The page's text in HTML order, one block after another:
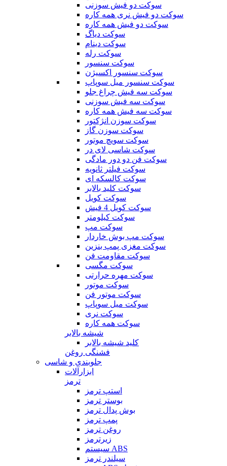
سوکت دو فیش سوزنی
سوکت دو فیش نری همه کاره
سوکت دو فیش همه کاره
سوکت دیاگ
سوکت دینام
سوکت رله
سوکت سنسور
سوکت سنسور اکسیژن
سوکت سنسور میل سوپاپ
سوکت سه فیش چراغ جلو
سوکت سه فیش سوزنی
سوکت سه فیش همه کاره
سوکت سوزن انژکتور
سوکت سوزن گاز
سوکت سویچ موتور
سوکت شاسی لای در
سوکت فن دو دور مادگی
سوکت فیلتر ثانویه
سوکت کالسکه ای
سوکت کلید بالابر
سوکت کویل
سوکت کویل 4 فیش
سوکت کیلومتر
سوکت مپ
سوکت مپ بوش خاردار
سوکت مغزی پمپ بنزین
سوکت مقاومت فن
سوکت مگسی
سوکت مهره حرارتی
سوکت موتور
سوکت موتور فن
سوکت میل سوپاپ
سوکت نری
سوکت همه کاره
شیشه بالابر
کلید شیشه بالابر
فشنگی روغن
جلوبندی و شاسی
ابزارآلات
ترمز
استپ ترمز
بوستر ترمز
بوش پدال ترمز
پمپ ترمز
روغن ترمز
زیرترمز
سیستم ABS
سیلندر ترمز